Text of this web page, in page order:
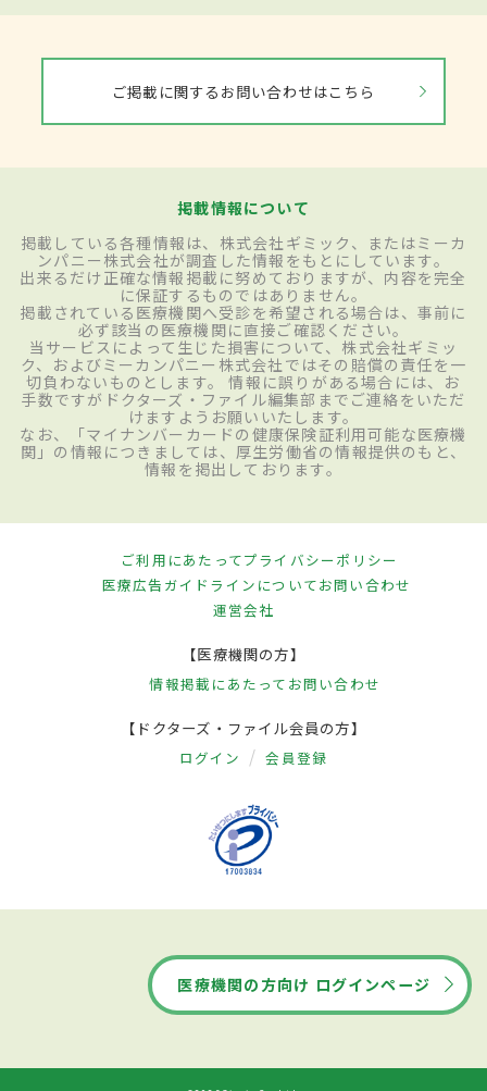
ご掲載に関するお問い合わせはこちら
掲載情報について
掲載している各種情報は、株式会社ギミック、またはミーカ
ンパニー株式会社が調査した情報をもとにしています。
出来るだけ正確な情報掲載に努めておりますが、内容を完全
に保証するものではありません。
掲載されている医療機関へ受診を希望される場合は、事前に
必ず該当の医療機関に直接ご確認ください。
当サービスによって生じた損害について、株式会社ギミッ
ク、およびミーカンパニー株式会社ではその賠償の責任を一
切負わないものとします。 情報に誤りがある場合には、お
手数ですがドクターズ・ファイル編集部までご連絡をいただ
けますようお願いいたします。
なお、「マイナンバーカードの健康保険証利用可能な医療機
関」の情報につきましては、厚生労働省の情報提供のもと、
情報を掲出しております。
ご利用にあたってプライバシーポリシー
医療広告ガイドラインについてお問い合わせ
運営会社
【医療機関の方】
情報掲載にあたって お問い合わせ
【ドクターズ・ファイル会員の方】
ログイン 会員登録
医療機関の方向け ログインページ